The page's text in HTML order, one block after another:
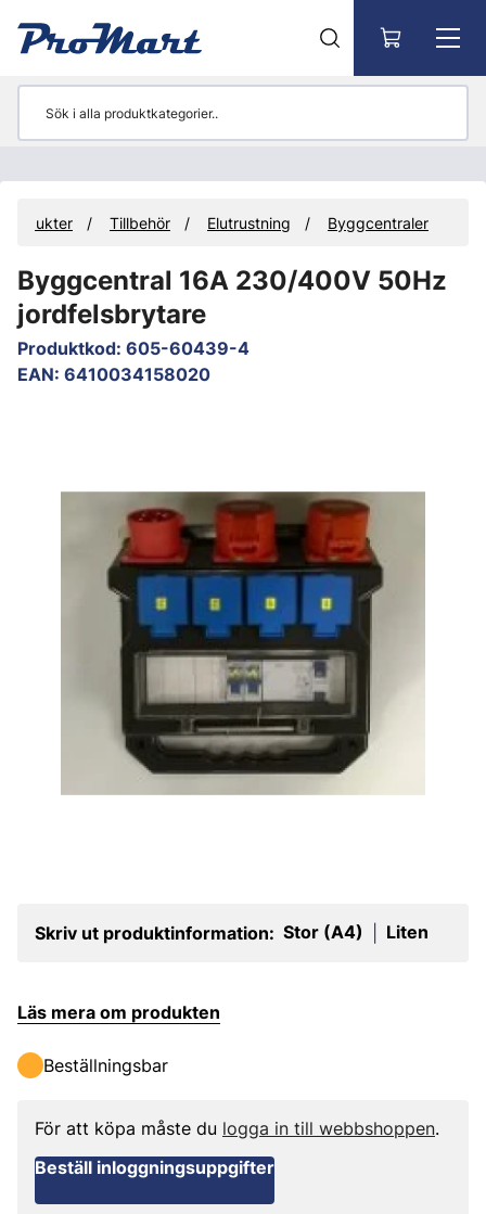
Produkter Tillbehör Elutrustning Byggcentraler
Byggcentral 16A 230/400V 50Hz
jordfelsbrytare
Produktkod: 605-60439-4
EAN: 6410034158020
Skriv ut produktinformation: Stor (A4) Liten
Läs mera om produkten
Beställningsbar
För att köpa måste du logga in till webbshoppen.
Beställ inloggningsuppgifter